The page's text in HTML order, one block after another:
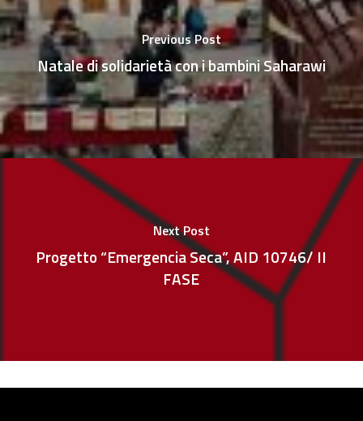
Previous Post
Natale di solidarietà con i bambini Saharawi
Next Post
Progetto “Emergencia Seca”, AID 10746/ II
FASE